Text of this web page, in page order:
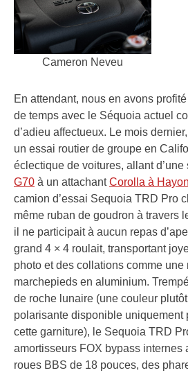
Cameron Neveu
En attendant, nous en avons
de temps avec le Séquoia actuel
d’adieu affectueux. Le mois
un essai routier de groupe en
éclectique de voitures, allant
G70 à un attachantCorolla à Hayon
camion d’essai Sequoia TRD Pro
même ruban de goudron à travers
il ne participait à aucun repas
grand 4 × 4 roulait, transportant
photo et des collations comme une
marchepieds en aluminium.
de roche lunaire (une couleur
polarisante disponible uniquement
cette garniture), le Sequoia TRD
amortisseurs FOX bypass internes
roues BBS de 18 pouces, des